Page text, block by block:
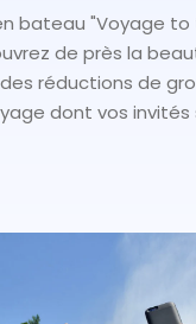
bateau "Voyage to
de près la
réductions de
dont vos invités